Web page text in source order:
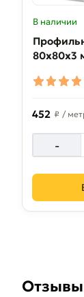
В наличии
80х80х3
452 ₽ /
-
Отзывы